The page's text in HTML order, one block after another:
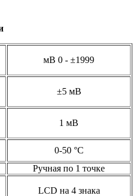
мВ 0 - ±1999
±5 мВ
1 мВ
0-50 °С
Ручная по 1 точке
LСD на 4 знака